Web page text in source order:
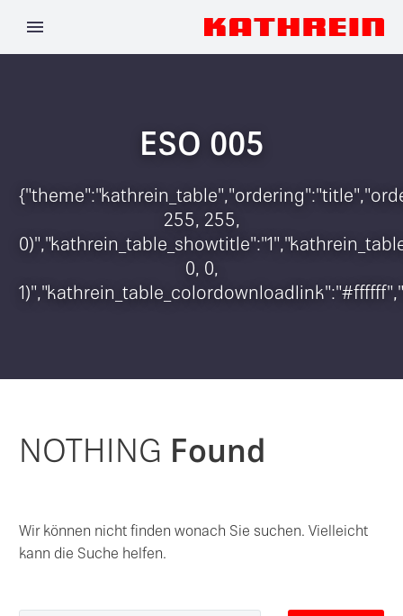
ESO 005
255, 255,
0, 0,
NOTHING Found
Wir können nicht finden wonach Sie suchen. Vielleicht
kann die Suche helfen.